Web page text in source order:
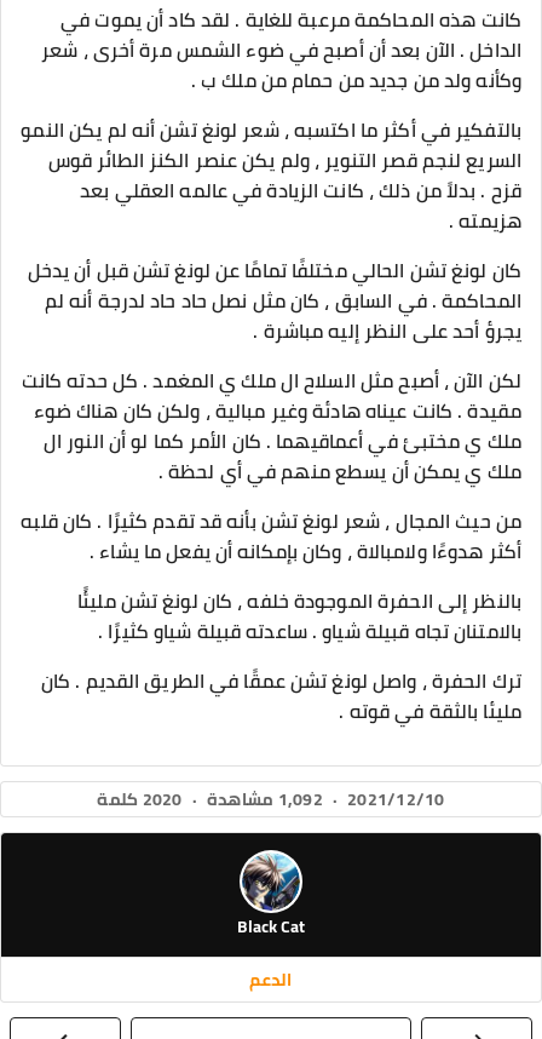
كانت هذه المحاكمة مرعبة للغاية . لقد كاد أن يموت في
الداخل . الآن بعد أن أصبح في ضوء الشمس مرة أخرى ، شعر
وكأنه ولد من جديد من حمام من ملك ب .
بالتفكير في أكثر ما اكتسبه ، شعر لونغ تشن أنه لم يكن النمو
السريع لنجم قصر التنوير ، ولم يكن عنصر الكنز الطائر قوس
قزح . بدلاً من ذلك ، كانت الزيادة في عالمه العقلي بعد
هزيمته .
كان لونغ تشن الحالي مختلفًا تمامًا عن لونغ تشن قبل أن يدخل
المحاكمة . في السابق ، كان مثل نصل حاد حاد لدرجة أنه لم
يجرؤ أحد على النظر إليه مباشرة .
لكن الآن ، أصبح مثل السلاح ال ملك ي المغمد . كل حدته كانت
مقيدة . كانت عيناه هادئة وغير مبالية ، ولكن كان هناك ضوء
ملك ي مختبئ في أعماقيهما . كان الأمر كما لو أن النور ال
ملك ي يمكن أن يسطع منهم في أي لحظة .
من حيث المجال ، شعر لونغ تشن بأنه قد تقدم كثيرًا . كان قلبه
أكثر هدوءًا ولامبالاة ، وكان بإمكانه أن يفعل ما يشاء .
بالنظر إلى الحفرة الموجودة خلفه ، كان لونغ تشن مليئًا
بالامتنان تجاه قبيلة شياو . ساعدته قبيلة شياو كثيرًا .
ترك الحفرة ، واصل لونغ تشن عمقًا في الطريق القديم . كان
مليئا بالثقة في قوته .
2021/12/10
· 1,092 مشاهدة · 2020 كلمة
Black Cat
الدعم